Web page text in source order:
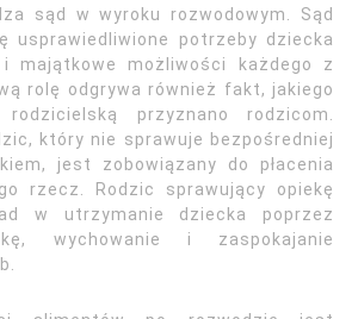
sąd w wyroku rozwodowym. Sąd
usprawiedliwione potrzeby dziecka
majątkowe możliwości każdego z
rolę odgrywa również fakt, jakiego
rodzicielską przyznano rodzicom.
który nie sprawuje bezpośredniej
jest zobowiązany do płacenia
rzecz. Rodzic sprawujący opiekę
w utrzymanie dziecka poprzez
wychowanie i zaspokajanie